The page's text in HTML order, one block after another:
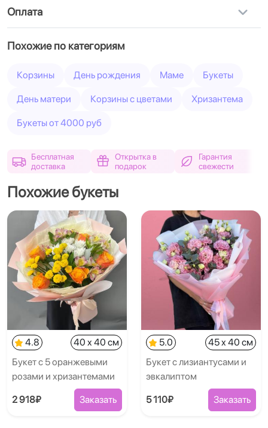
Оплата
Похожие по категориям
Корзины День рождения Маме Букеты
День матери Корзины с цветами Хризантема
Букеты от 4000 руб
Бесплатная
доставка
Открытка в
подарок
Гарантия
свежести
Похожие букеты
4.8
40 x 40 см
Букет с 5 оранжевыми
розами и хризантемами
2 918₽ Заказать
5.0
45 x 40 см
Букет с лизиантусами и
эвкалиптом
5 110₽ Заказать